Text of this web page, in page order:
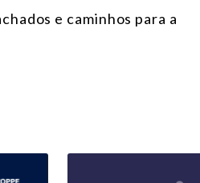
e caminhos para a